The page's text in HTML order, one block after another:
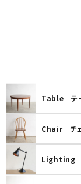
Table テ
Chair チ
Lighting